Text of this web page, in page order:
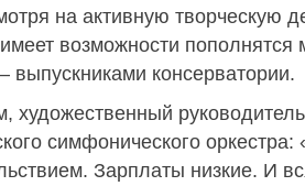
на активную творческую
возможности
выпускниками консерватории.
художественный
симфонического
Зарплаты низкие. И